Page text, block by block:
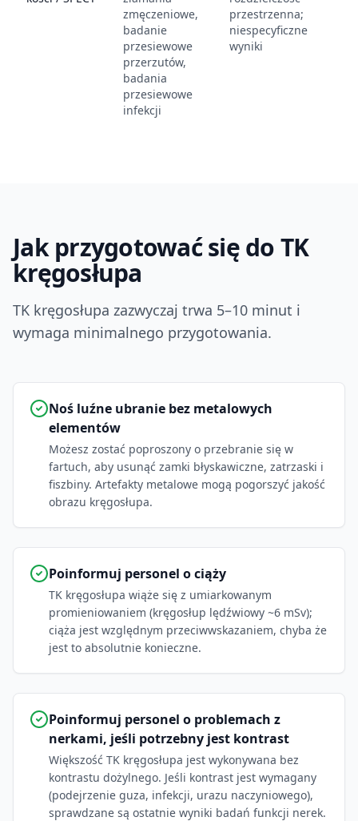
zmęczeniowe,
badanie
przesiewowe
przerzutów,
badania
przesiewowe
infekcji
przestrzenna;
niespecyficzne
wyniki
Jak przygotować się do TK
kręgosłupa
TK kręgosłupa zazwyczaj trwa 5–10 minut i
wymaga minimalnego przygotowania.
Noś luźne ubranie bez metalowych
elementów
Możesz zostać poproszony o przebranie się w
fartuch, aby usunąć zamki błyskawiczne, zatrzaski i
fiszbiny. Artefakty metalowe mogą pogorszyć jakość
obrazu kręgosłupa.
Poinformuj personel o ciąży
TK kręgosłupa wiąże się z umiarkowanym
promieniowaniem (kręgosłup lędźwiowy ~6 mSv);
ciąża jest względnym przeciwwskazaniem, chyba że
jest to absolutnie konieczne.
Poinformuj personel o problemach z
nerkami, jeśli potrzebny jest kontrast
Większość TK kręgosłupa jest wykonywana bez
kontrastu dożylnego. Jeśli kontrast jest wymagany
(podejrzenie guza, infekcji, urazu naczyniowego),
sprawdzane są ostatnie wyniki badań funkcji nerek.